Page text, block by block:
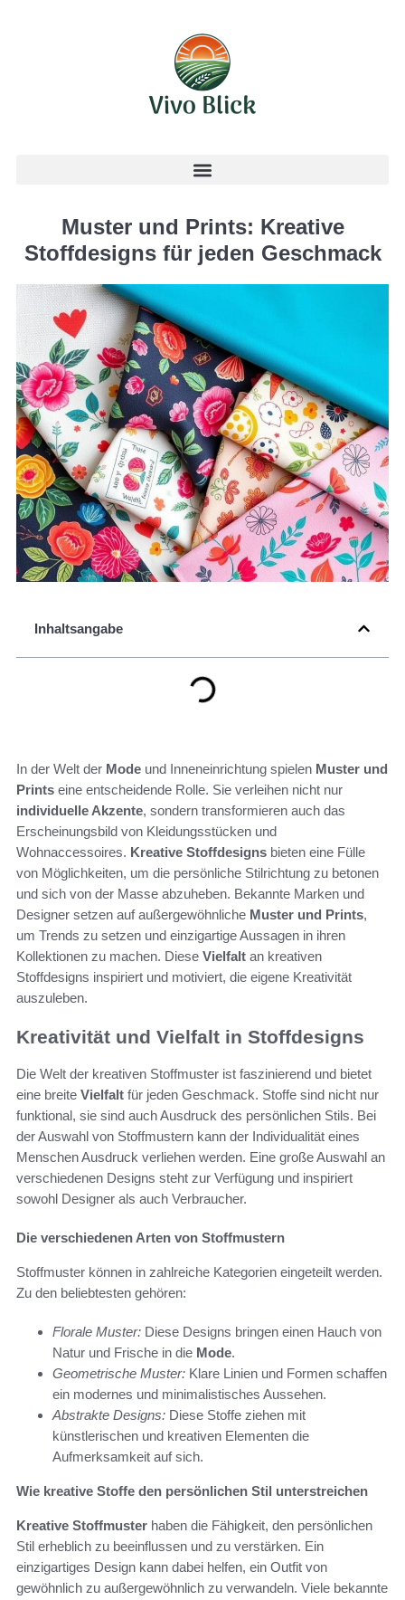
Muster und Prints: Kreative
Stoffdesigns für jeden Geschmack
Inhaltsangabe
In der Welt der Mode und Inneneinrichtung spielen Muster und
Prints eine entscheidende Rolle. Sie verleihen nicht nur
individuelle Akzente, sondern transformieren auch das
Erscheinungsbild von Kleidungsstücken und
Wohnaccessoires. Kreative Stoffdesigns bieten eine Fülle
von Möglichkeiten, um die persönliche Stilrichtung zu betonen
und sich von der Masse abzuheben. Bekannte Marken und
Designer setzen auf außergewöhnliche Muster und Prints,
um Trends zu setzen und einzigartige Aussagen in ihren
Kollektionen zu machen. Diese Vielfalt an kreativen
Stoffdesigns inspiriert und motiviert, die eigene Kreativität
auszuleben.
Kreativität und Vielfalt in Stoffdesigns
Die Welt der kreativen Stoffmuster ist faszinierend und bietet
eine breite Vielfalt für jeden Geschmack. Stoffe sind nicht nur
funktional, sie sind auch Ausdruck des persönlichen Stils. Bei
der Auswahl von Stoffmustern kann der Individualität eines
Menschen Ausdruck verliehen werden. Eine große Auswahl an
verschiedenen Designs steht zur Verfügung und inspiriert
sowohl Designer als auch Verbraucher.
Die verschiedenen Arten von Stoffmustern
Stoffmuster können in zahlreiche Kategorien eingeteilt werden.
Zu den beliebtesten gehören:
Florale Muster: Diese Designs bringen einen Hauch von
Natur und Frische in die Mode.
Geometrische Muster: Klare Linien und Formen schaffen
ein modernes und minimalistisches Aussehen.
Abstrakte Designs: Diese Stoffe ziehen mit
künstlerischen und kreativen Elementen die
Aufmerksamkeit auf sich.
Wie kreative Stoffe den persönlichen Stil unterstreichen
Kreative Stoffmuster haben die Fähigkeit, den persönlichen
Stil erheblich zu beeinflussen und zu verstärken. Ein
einzigartiges Design kann dabei helfen, ein Outfit von
gewöhnlich zu außergewöhnlich zu verwandeln. Viele bekannte